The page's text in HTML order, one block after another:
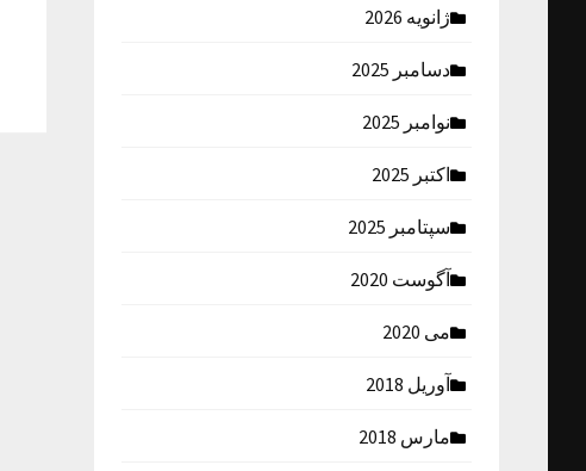
ژانویه 2026
دسامبر 2025
نوامبر 2025
اکتبر 2025
سپتامبر 2025
آگوست 2020
می 2020
آوریل 2018
مارس 2018